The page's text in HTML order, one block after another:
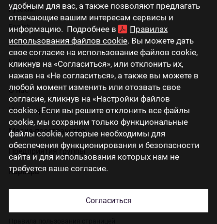
удобным для вас, а также позволяют предлагать
отвечающие вашим интересам сервисы и
информацию. Подробнее в
Правилах
использования файлов cookie. Вы можете дать
свое согласие на использование файлов cookie,
кликнув на «Согласиться», или отклонить их,
нажав на «Не согласиться», а также вы можете в
любой момент изменить или отозвать свое
согласие, кликнув на «Настройки файлов
cookie». Если вы решите отклонить все файлы
cookie, мы сохраним только функциональные
файлы cookie, которые необходимы для
обеспечения функционирования и безопасности
сайта и для использования которых нам не
требуется ваше согласие.
Согласиться
Русский
English
Eesti
Lietuviškai
О нас
Инвесторам
Медиа-пространство
Предприятия группы
Карьера
Контакты